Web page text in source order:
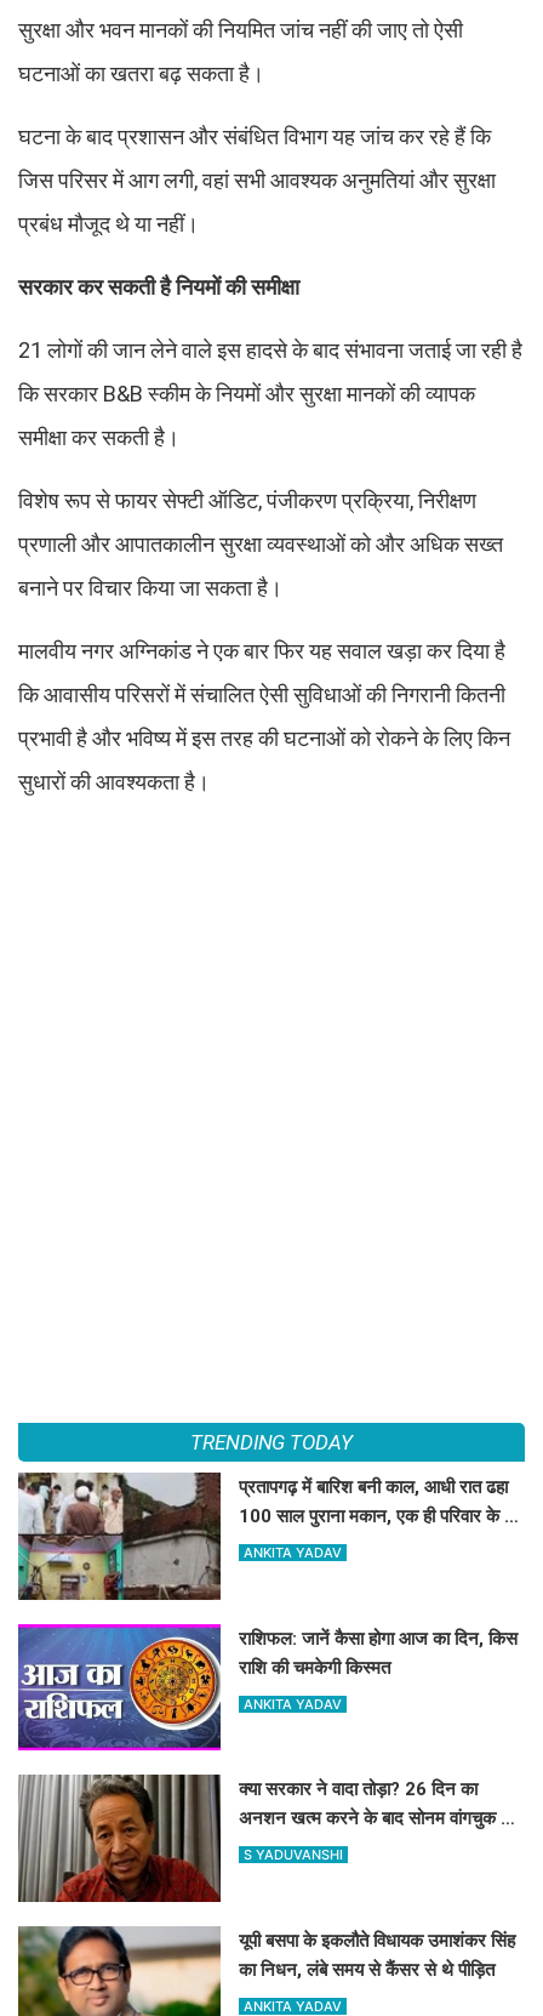
सुरक्षा और भवन मानकों की नियमित जांच नहीं की जाए तो ऐसी
घटनाओं का खतरा बढ़ सकता है।
घटना के बाद प्रशासन और संबंधित विभाग यह जांच कर रहे हैं कि
जिस परिसर में आग लगी, वहां सभी आवश्यक अनुमतियां और सुरक्षा
प्रबंध मौजूद थे या नहीं।
सरकार कर सकती है नियमों की समीक्षा
21 लोगों की जान लेने वाले इस हादसे के बाद संभावना जताई जा रही है
कि सरकार B&B स्कीम के नियमों और सुरक्षा मानकों की व्यापक
समीक्षा कर सकती है।
विशेष रूप से फायर सेफ्टी ऑडिट, पंजीकरण प्रक्रिया, निरीक्षण
प्रणाली और आपातकालीन सुरक्षा व्यवस्थाओं को और अधिक सख्त
बनाने पर विचार किया जा सकता है।
मालवीय नगर अग्निकांड ने एक बार फिर यह सवाल खड़ा कर दिया है
कि आवासीय परिसरों में संचालित ऐसी सुविधाओं की निगरानी कितनी
प्रभावी है और भविष्य में इस तरह की घटनाओं को रोकने के लिए किन
सुधारों की आवश्यकता है।
TRENDING TODAY
प्रतापगढ़ में बारिश बनी काल, आधी रात ढहा
100 साल पुराना मकान, एक ही परिवार के 6
लोगों की मौत
ANKITA YADAV
राशिफल: जानें कैसा होगा आज का दिन, किस
राशि की चमकेगी किस्मत
ANKITA YADAV
क्या सरकार ने वादा तोड़ा? 26 दिन का
अनशन खत्म करने के बाद सोनम वांगचुक ने
शेयर की तस्वीरें, लगाए बड़े आरोप
S YADUVANSHI
यूपी बसपा के इकलौते विधायक उमाशंकर सिंह
का निधन, लंबे समय से कैंसर से थे पीड़ित
ANKITA YADAV